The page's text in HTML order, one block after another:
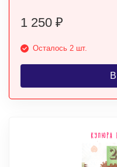
1 250 ₽
Осталось 2 шт.